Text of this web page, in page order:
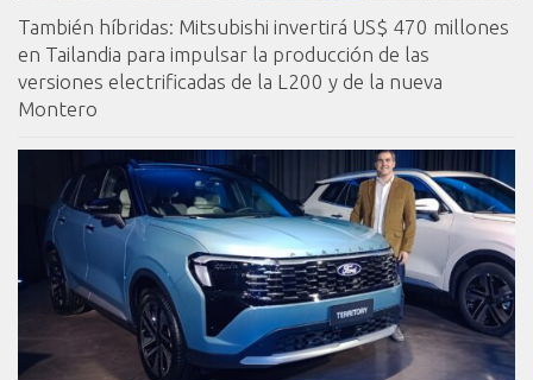
También híbridas: Mitsubishi invertirá US$ 470 millones
en Tailandia para impulsar la producción de las
versiones electrificadas de la L200 y de la nueva
Montero